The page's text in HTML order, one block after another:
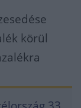
körül